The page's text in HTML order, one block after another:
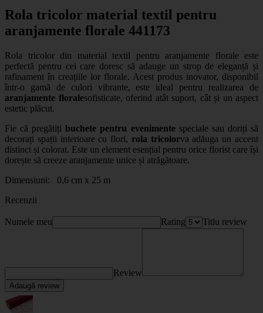
Rola tricolor material textil pentru
aranjamente florale 441173
Rola tricolor din material textil pentru aranjamente florale este
perfectă pentru cei care doresc să adauge un strop de eleganță și
rafinament în creațiile lor florale. Acest produs inovator, disponibil
într-o gamă de culori vibrante, este ideal pentru realizarea de
aranjamente floralesofisticate, oferind atât suport, cât și un aspect
estetic plăcut.
Fie că pregătițibuchete pentru evenimentespeciale sau doriți să
decorați spații interioare cu flori, rola tricolorva adăuga un accent
distinct și colorat. Este un element esențial pentru orice florist care își
dorește să creeze aranjamente unice și atrăgătoare.
Dimensiuni: 0,6 cm x 25 m
Recenzii
Numele meu Rating Titlu review
Review
Adaugă review